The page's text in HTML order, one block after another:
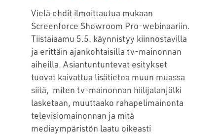
Vielä ehdit ilmoittautua mukaan
Screenforce Showroom Pro-webinaariin.
Tiistaiaamu 5.5. käynnistyy kiinnostavilla
ja erittäin ajankohtaisilla tv-mainonnan
aiheilla. Asiantuntuntevat esitykset
tuovat kaivattua lisätietoa muun muassa
siitä, miten tv-mainonnan hiilijalanjälki
lasketaan, muuttaako rahapelimainonta
televisiomainonnan ja mitä
mediaympäristön laatu oikeasti